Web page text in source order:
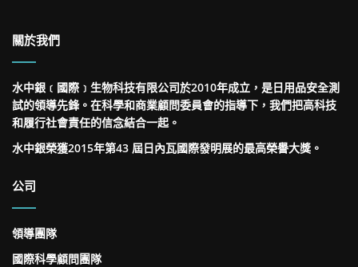
關於我們
水中銀﹝國際﹞生物科技有限公司於2010年成立，是日用品安全測
試的領導先鋒。在科學和商業顧問委員會的指導下，我們把高科技
和履行社會責任的信念結合一起。
水中銀榮獲2015年第43 屆日內瓦國際發明展的最高榮譽大獎。
公司
領導團隊
國際科學顧問團隊